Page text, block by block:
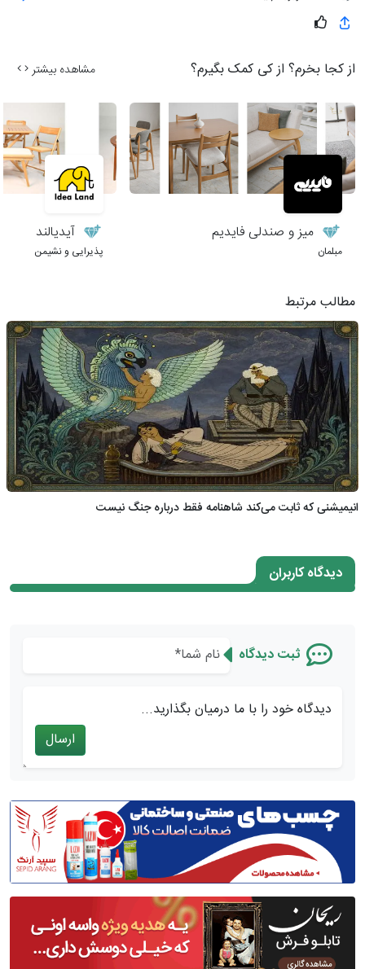
از کجا بخرم؟ از کی کمک بگیرم؟ مشاهده بیشتر
میز و صندلی فایدیم
مبلمان
آیدیالند
پذیرایی و نشیمن
مطالب مرتبط
انیمیشنی که ثابت می‌کند شاهنامه فقط درباره جنگ نیست
دیدگاه کاربران
ثبت دیدگاه
دیدگاه خود را با ما درمیان بگذارید...
ارسال